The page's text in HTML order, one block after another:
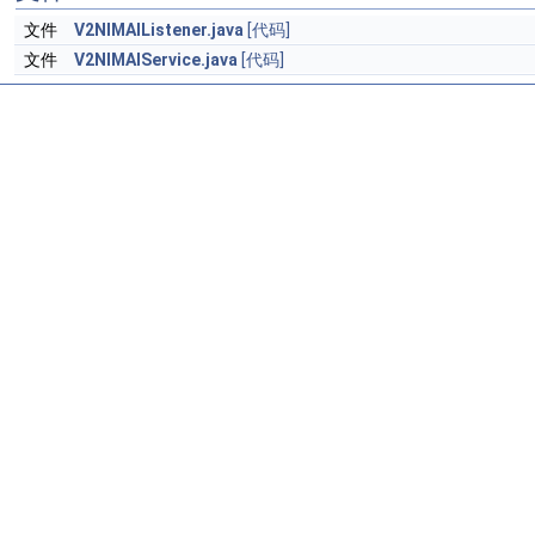
文件 V2NIMAIListener.java [代码]
文件
V2NIMAIService.java [代码]